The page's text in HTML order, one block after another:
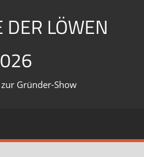
LÖWEN
Gründer-Show